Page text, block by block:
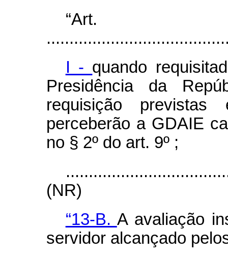
I - quando
Presidência da
requisição
perceberão a GDAIE
no § 2º do art. 9º ;
(NR)
“13-B. A avaliação
servidor alcançado